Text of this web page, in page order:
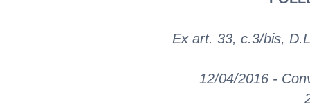
Ex art. 33, c.3/bis,
12/04/2016 -